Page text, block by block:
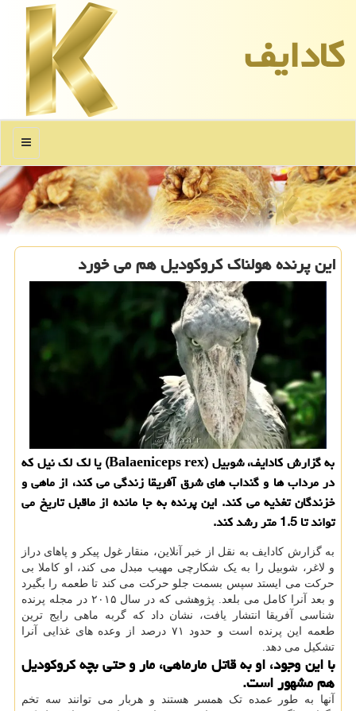
كادایف
منو
این پرنده هولناک کروکودیل هم می خورد
به گزارش کادایف، شوبیل (Balaeniceps rex) یا لک لک نیل که
در مرداب ها و گنداب های شرق آفریقا زندگی می کند، از ماهی و
خزندگان تغذیه می کند. این پرنده به جا مانده از ماقبل تاریخ می
تواند تا 1.5 متر رشد کند.
به گزارش کادایف به نقل از خبر آنلاین، منقار غول پیکر و پاهای دراز
و لاغر، شوبیل را به یک شکارچی مهیب مبدل می کند، او کاملا بی
حرکت می ایستد سپس بسمت جلو حرکت می کند تا طعمه را بگیرد
و بعد آنرا کامل می بلعد. پژوهشی که در سال ۲۰۱۵ در مجله پرنده
شناسی آفریقا انتشار یافت، نشان داد که گربه ماهی رایج ترین
طعمه این پرنده است و حدود ۷۱ درصد از وعده های غذایی آنرا
تشکیل می دهد.
با این وجود، او به قاتل مارماهی، مار و حتی بچه کروکودیل
هم مشهور است.
آنها به طور عمده تک همسر هستند و هربار می توانند سه تخم